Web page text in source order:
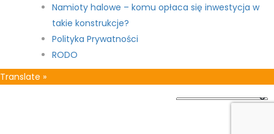
Namioty halowe – komu opłaca się inwestycja w
takie konstrukcje?
Polityka Prywatności
RODO
Translate »